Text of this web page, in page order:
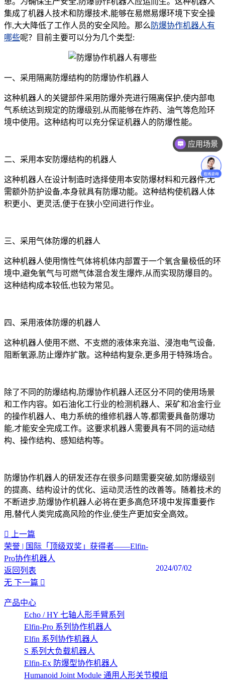
集成了机器人技术和防爆技术,能够在易燃易爆环境下安全操
作,大大降低了工作人员的安全风险。那么 防爆协作机器人有
哪些呢？目前主要可以分为几个类型:
一、采用隔离防爆结构的防爆协作机器人
这种机器人的关键部件采用防爆外壳进行隔离保护,使内部电
气系统达到规定的防爆级别,从而能够在炸药、油气等危险环
境中使用。这种结构可以充分保证机器人的防爆性能。
二、采用本安防爆结构的机器人
这种机器人在设计制造时选择使用本安防爆材料和元器件,无
需额外防护设备,本身就具有防爆功能。这种结构使机器人体
积更小、更灵活,便于在狭小空间进行作业。
三、采用气体防爆的机器人
这种机器人使用惰性气体将机体内部置于一个氧含量极低的环
境中,避免氧气与可燃气体混合发生爆炸,从而实现防爆目的。
这种结构成本较低,也较为常见。
四、采用液体防爆的机器人
这种机器人使用不燃、不支燃的液体来充溢、浸泡电气设备,
阻断氧源,防止爆炸扩散。这种结构复杂,更多用于特殊场合。
除了不同的防爆结构,防爆协作机器人还区分不同的使用场景
和工作内容。如石油化工行业的检测机器人、采矿和冶金行业
的操作机器人、电力系统的维修机器人等,都需要具备防爆功
能,才能安全完成工作。这要求机器人需要具有不同的运动结
构、操作结构、感知结构等。
防爆协作机器人的研发还存在很多问题需要突破,如防爆级别
的提高、结构设计的优化、运动灵活性的改善等。随着技术的
不断进步,防爆协作机器人必将在更多高危环境中发挥重要作
用,替代人类完成高风险的作业,使生产更加安全高效。
上一篇
荣誉 | 国际「顶级双奖」获得者——Elfin-
Pro协作机器人
2024/07/02
返回列表
无 下一篇
产品中心
Echo / HY 七轴人形手臂系列
Elfin-Pro 系列协作机器人
Elfin 系列协作机器人
S 系列大负载机器人
Elfin-Ex 防爆型协作机器人
Humanoid Joint Module 通用人形关节模组
应用场景
价格咨询